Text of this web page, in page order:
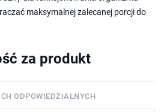
maksymalnej zalecanej porcji do
za produkt
ODPOWIEDZIALNYCH